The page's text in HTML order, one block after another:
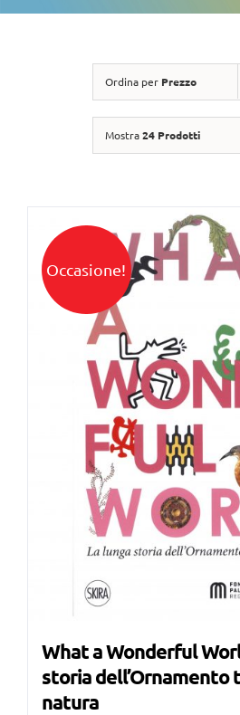
Ordina per Prezzo
Mostra24 Prodotti
Occasione!
What a Wonderful
storia dell’Ornamento
natura